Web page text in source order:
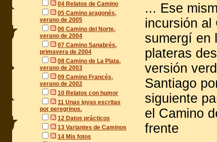
04 Relatos de Camino
05 Camino aragonés,
verano de 2005
06 Camino del Norte,
verano de 2004
07 Camino Sanabrés,
primavera de 2004
08 Camino de La Plata,
verano de 2003
09 Camino Francés,
verano de 2002
10 Relatos con humor
11 Unas joyas escritas
por peregrinos.
12 Datos prácticos
13 Variantes de Caminos
14 Mis fotos
... Ese
incursión
sumergí en
plateras
versión
Santiago
siguiente
el Camino
frente